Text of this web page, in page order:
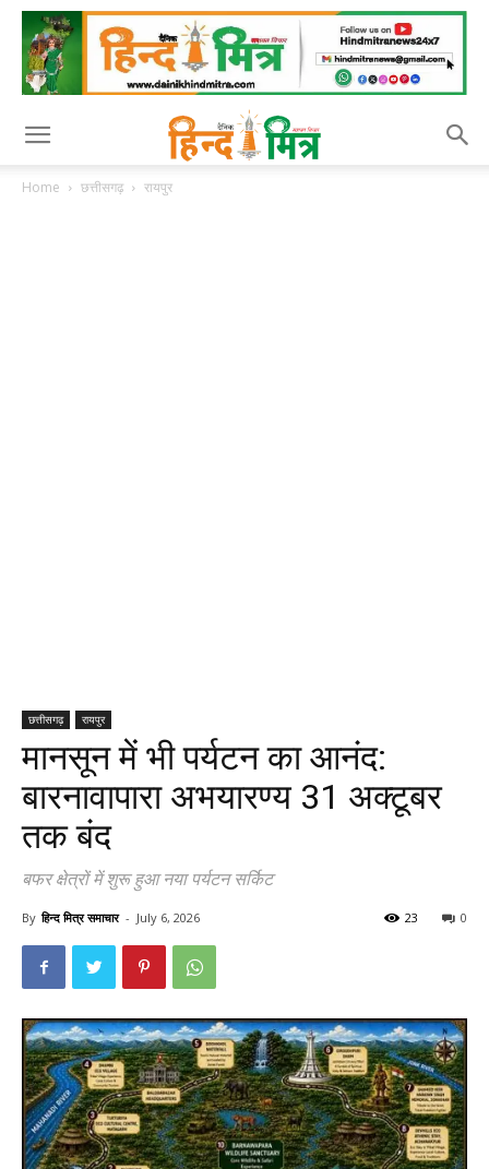
Home छत्तीसगढ़ रायपुर
छत्तीसगढ़ रायपुर
मानसून में भी पर्यटन का आनंद:
बारनावापारा अभयारण्य 31 अक्टूबर
तक बंद
बफर क्षेत्रों में शुरू हुआ नया पर्यटन सर्किट
By हिन्द मित्र समाचार - July 6, 2026 0
23